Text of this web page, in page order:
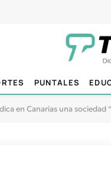
PUNTALES
en Canarias una sociedad